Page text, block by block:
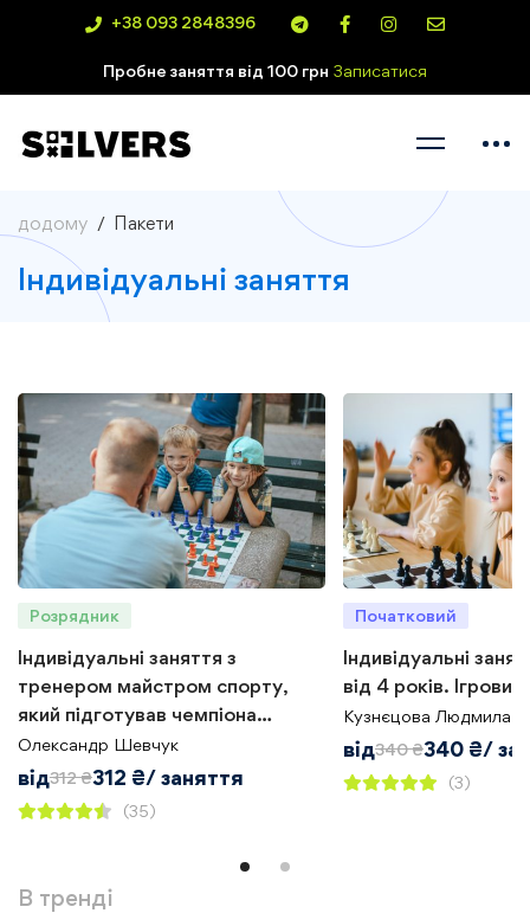
+38 093 2848396
Пробне заняття від 100 грн Записатися
додому Пакети
Індивідуальні заняття
Розрядник
Індивідуальні заняття з
тренером майстром спорту,
який підготував чемпіона
України з шахів
Олександр Шевчук
від312₴312 ₴/ заняття
(35)
Початковий
Індивідуальні
від 4 років.
Кузнєцова Людмила
від340₴340 ₴/
(3)
В тренді